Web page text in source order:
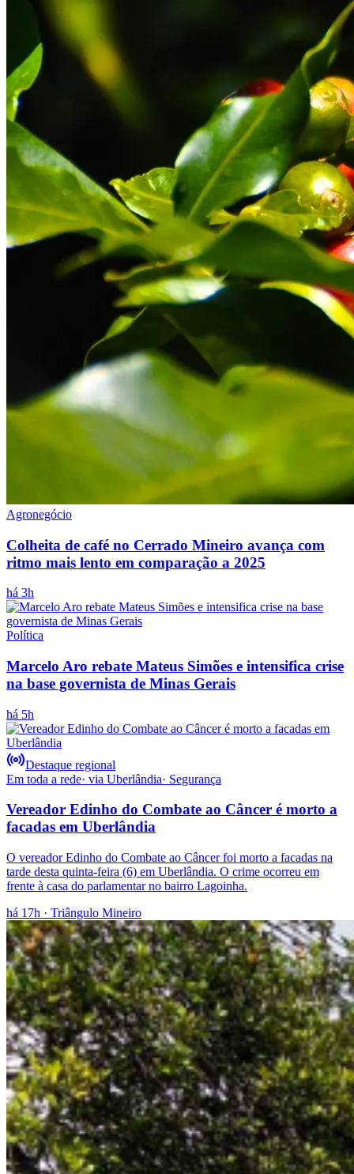
Agronegócio
Colheita de café no Cerrado Mineiro avança com
ritmo mais lento em comparação a 2025
há 3h
Política
Marcelo Aro rebate Mateus Simões e intensifica crise
na base governista de Minas Gerais
há 5h
Destaque regional
Em toda a rede· via Uberlândia· Segurança
Vereador Edinho do Combate ao Câncer é morto a
facadas em Uberlândia
O vereador Edinho do Combate ao Câncer foi morto a facadas na
tarde desta quinta-feira (6) em Uberlândia. O crime ocorreu em
frente à casa do parlamentar no bairro Lagoinha.
há 17h · Triângulo Mineiro